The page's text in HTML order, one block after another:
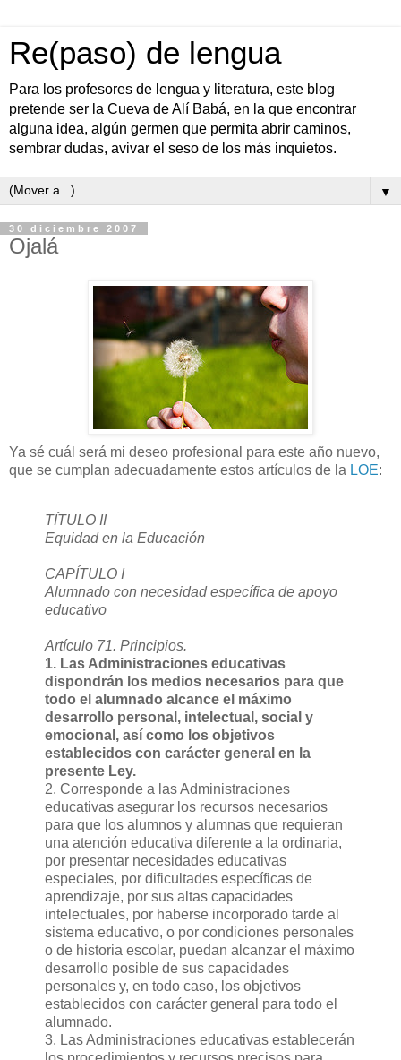
Re(paso) de lengua
Para los profesores de lengua y literatura, este blog
pretende ser la Cueva de Alí Babá, en la que encontrar
alguna idea, algún germen que permita abrir caminos,
sembrar dudas, avivar el seso de los más inquietos.
▼
30 diciembre 2007
Ojalá
Ya sé cuál será mi deseo profesional para este año nuevo,
que se cumplan adecuadamente estos artículos de la LOE:
TÍTULO II
Equidad en la Educación
CAPÍTULO I
Alumnado con necesidad específica de apoyo
educativo
Artículo 71. Principios.
1. Las Administraciones educativas
dispondrán los medios necesarios para que
todo el alumnado alcance el máximo
desarrollo personal, intelectual, social y
emocional, así como los objetivos
establecidos con carácter general en la
presente Ley.
2. Corresponde a las Administraciones
educativas asegurar los recursos necesarios
para que los alumnos y alumnas que requieran
una atención educativa diferente a la ordinaria,
por presentar necesidades educativas
especiales, por dificultades específicas de
aprendizaje, por sus altas capacidades
intelectuales, por haberse incorporado tarde al
sistema educativo, o por condiciones personales
o de historia escolar, puedan alcanzar el máximo
desarrollo posible de sus capacidades
personales y, en todo caso, los objetivos
establecidos con carácter general para todo el
alumnado.
3. Las Administraciones educativas establecerán